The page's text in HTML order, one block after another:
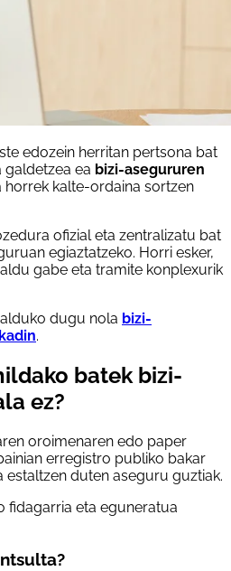
edozein herritan pertsona bat
galdetzea ea bizi-asegururen
horrek kalte-ordaina sortzen
ofizial eta zentralizatu bat
egiaztatzeko. Horri esker,
gabe eta tramite konplexurik
dugu nola bizi-
.
batek bizi-
ez?
oroimenaren edo paper
erregistro publiko bakar
estaltzen duten aseguru guztiak.
fidagarria eta eguneratua